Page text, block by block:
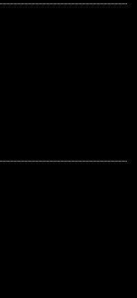
25 ThinQ, 4K
5.1, AirPlay 2,